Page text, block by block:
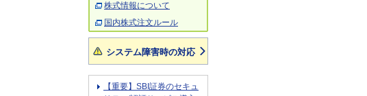
株式情報について
国内株式注文ルール
システム障害時の対応
【重要】SBI証券のセキュ